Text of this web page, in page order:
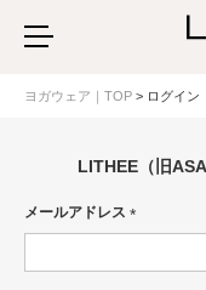
ヨガウェア｜TOP ログイン
LITHEE（旧
メールアドレス
(必